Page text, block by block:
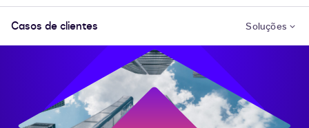
Casos de clientes Soluções